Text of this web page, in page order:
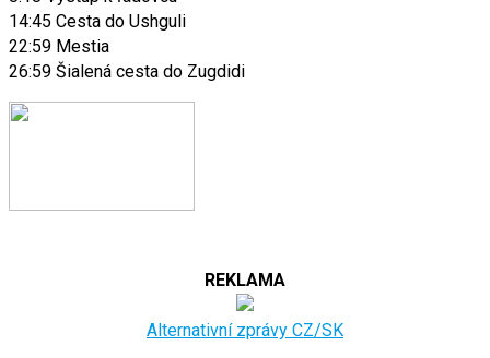
14:45 Cesta do Ushguli
22:59 Mestia
26:59 Šialená cesta do Zugdidi
REKLAMA
Alternativní zprávy CZ/SK